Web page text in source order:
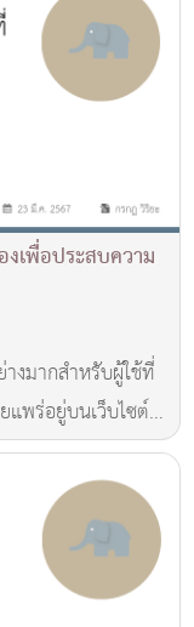
เพื่อประสบความ
งมากสำหรับผู้ใช้ที่
แพร่อยู่บนเว็บไซต์
กในการนำทางไป
การณ์การใช้งานที่